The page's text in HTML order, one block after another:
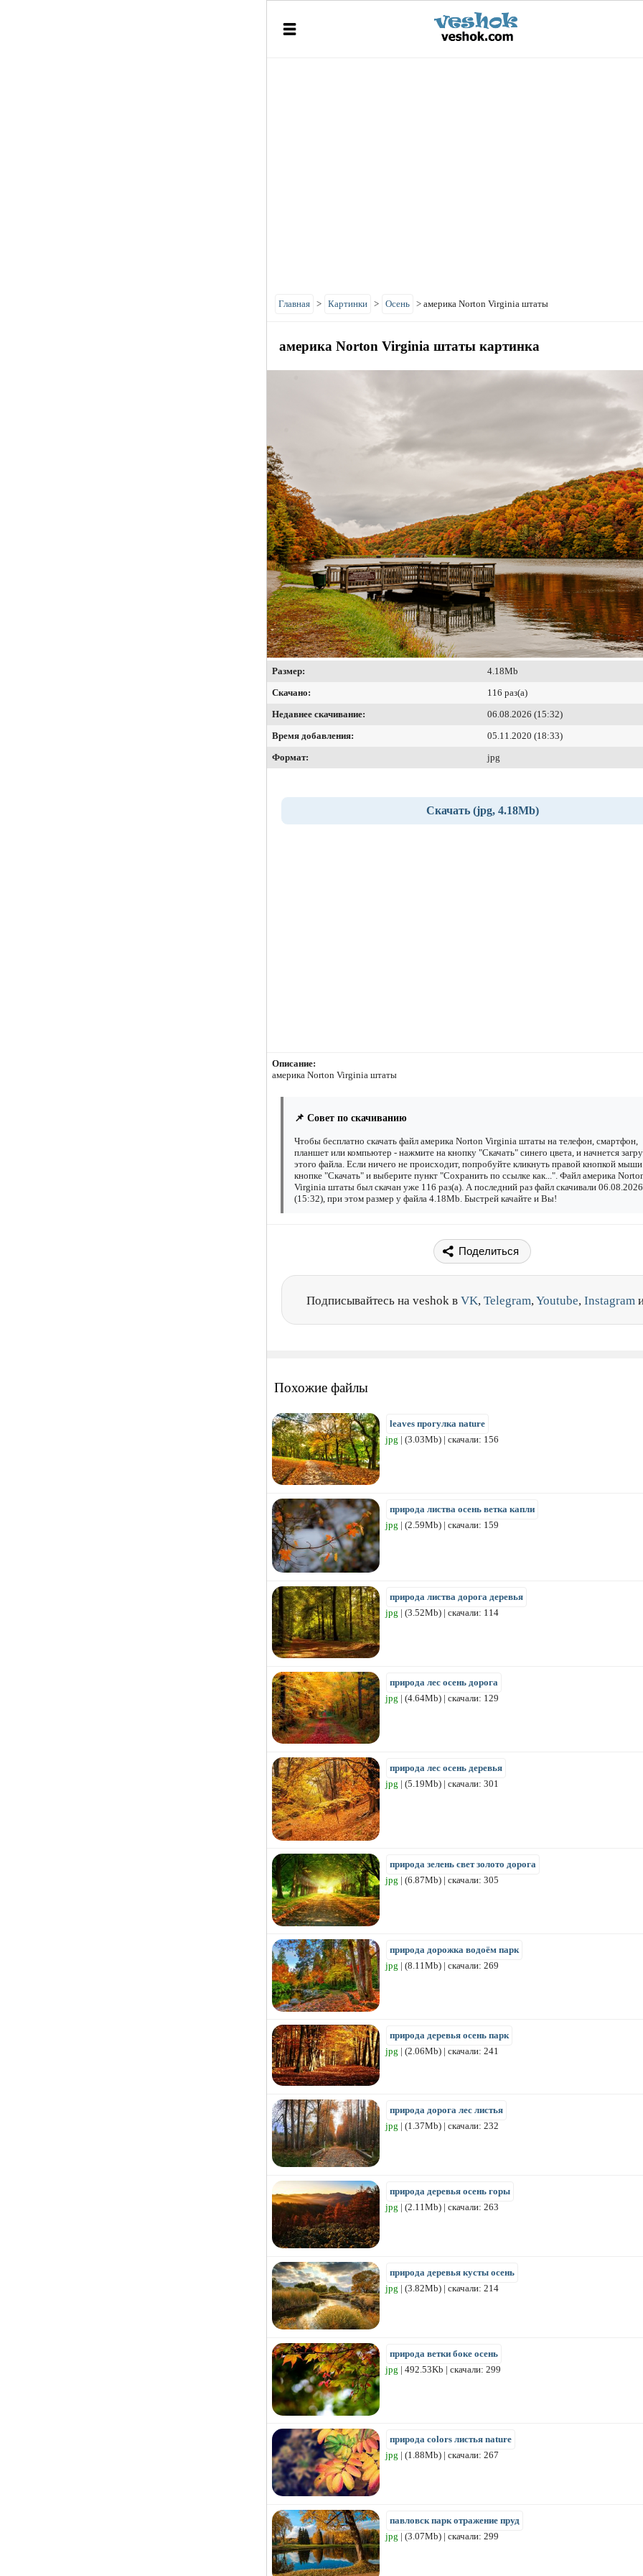
Главная > Картинки > Осень > америка Norton Virginia штаты
америка Norton Virginia штаты картинка
Размер:
4.18Mb
Скачано:
116 раз(а)
Недавнее скачивание:
06.08.2026 (15:32)
Время добавления:
05.11.2020 (18:33)
Формат:
jpg
Скачать (jpg, 4.18Mb)
Описание:
америка Norton Virginia штаты
📌 Совет по скачиванию
Чтобы бесплатно скачать файл америка Norton Virginia штаты на телефон, смартфон,
планшет или компьютер - нажмите на кнопку "Скачать" синего цвета, и начнется
этого файла. Если ничего не происходит, попробуйте кликнуть правой кнопкой
кнопке "Скачать" и выберите пункт "Сохранить по ссылке как...". Файл америка
Virginia штаты был скачан уже 116 раз(а). А последний раз файл скачивали 06.08.2026
(15:32), при этом размер у файла 4.18Mb. Быстрей качайте и Вы!
Поделиться
Подписывайтесь на veshok в VK, Telegram,Youtube, Instagram
Похожие файлы
leaves прогулка nature
jpg | (3.03Mb) | скачали: 156
природа листва осень ветка капли
jpg | (2.59Mb) | скачали: 159
природа листва дорога деревья
jpg | (3.52Mb) | скачали: 114
природа лес осень дорога
jpg | (4.64Mb) | скачали: 129
природа лес осень деревья
jpg | (5.19Mb) | скачали: 301
природа зелень свет золото дорога
jpg | (6.87Mb) | скачали: 305
природа дорожка водоём парк
jpg | (8.11Mb) | скачали: 269
природа деревья осень парк
jpg | (2.06Mb) | скачали: 241
природа дорога лес листья
jpg | (1.37Mb) | скачали: 232
природа деревья осень горы
jpg | (2.11Mb) | скачали: 263
природа деревья кусты осень
jpg | (3.82Mb) | скачали: 214
природа ветки боке осень
jpg | 492.53Kb | скачали: 299
природа colors листья nature
jpg | (1.88Mb) | скачали: 267
павловск парк отражение пруд
jpg | (3.07Mb) | скачали: 299